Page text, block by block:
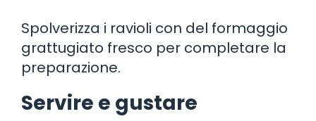
Spolverizza i ravioli con del formaggio
grattugiato fresco per completare la
preparazione.
Servire e gustare